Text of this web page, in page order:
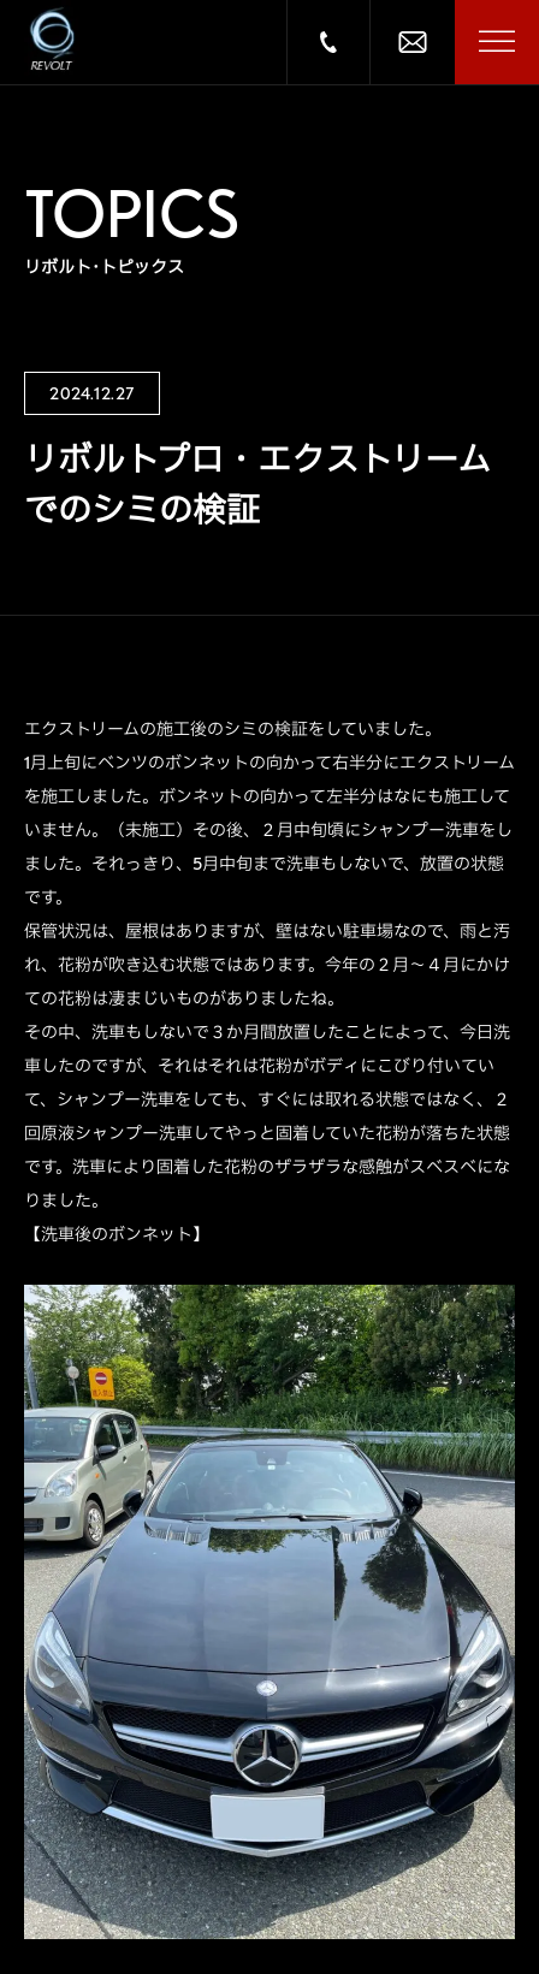
TOPICS
リボルト･トピックス
2024.12.27
リボルトプロ・エクストリーム
でのシミの検証
エクストリームの施工後のシミの検証をしていました。
1月上旬にベンツのボンネットの向かって右半分にエクストリーム
を施工しました。ボンネットの向かって左半分はなにも施工して
いません。（未施工）その後、２月中旬頃にシャンプー洗車をし
ました。それっきり、5月中旬まで洗車もしないで、放置の状態
です。
保管状況は、屋根はありますが、壁はない駐車場なので、雨と汚
れ、花粉が吹き込む状態ではあります。今年の２月～４月にかけ
ての花粉は凄まじいものがありましたね。
その中、洗車もしないで３か月間放置したことによって、今日洗
車したのですが、それはそれは花粉がボディにこびり付いてい
て、シャンプー洗車をしても、すぐには取れる状態ではなく、２
回原液シャンプー洗車してやっと固着していた花粉が落ちた状態
です。洗車により固着した花粉のザラザラな感触がスベスベにな
りました。
【洗車後のボンネット】